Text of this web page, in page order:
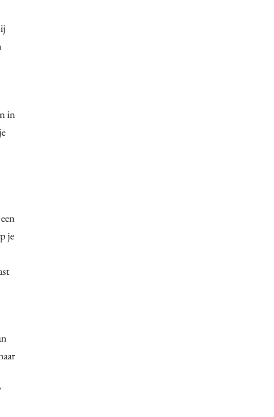
in
je